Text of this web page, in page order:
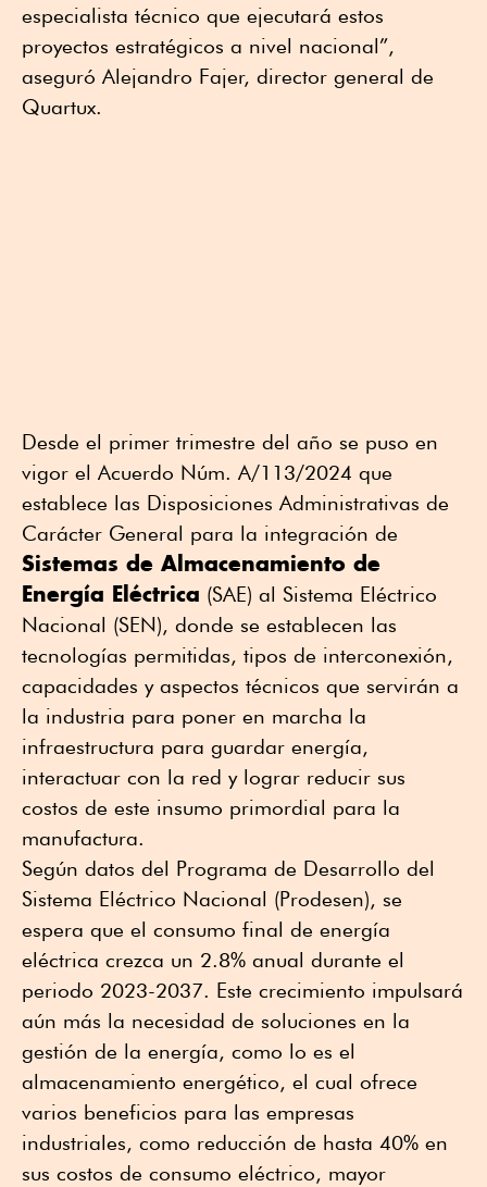
especialista técnico que ejecutará estos
proyectos estratégicos a nivel nacional”,
aseguró Alejandro Fajer, director general de
Quartux.
Desde el primer trimestre del año se puso en
vigor el Acuerdo Núm. A/113/2024 que
establece las Disposiciones Administrativas de
Carácter General para la integración de
Sistemas de Almacenamiento de
Energía Eléctrica (SAE) al Sistema Eléctrico
Nacional (SEN), donde se establecen las
tecnologías permitidas, tipos de interconexión,
capacidades y aspectos técnicos que servirán a
la industria para poner en marcha la
infraestructura para guardar energía,
interactuar con la red y lograr reducir sus
costos de este insumo primordial para la
manufactura.
Según datos del Programa de Desarrollo del
Sistema Eléctrico Nacional (Prodesen), se
espera que el consumo final de energía
eléctrica crezca un 2.8% anual durante el
periodo 2023-2037. Este crecimiento impulsará
aún más la necesidad de soluciones en la
gestión de la energía, como lo es el
almacenamiento energético, el cual ofrece
varios beneficios para las empresas
industriales, como reducción de hasta 40% en
sus costos de consumo eléctrico, mayor